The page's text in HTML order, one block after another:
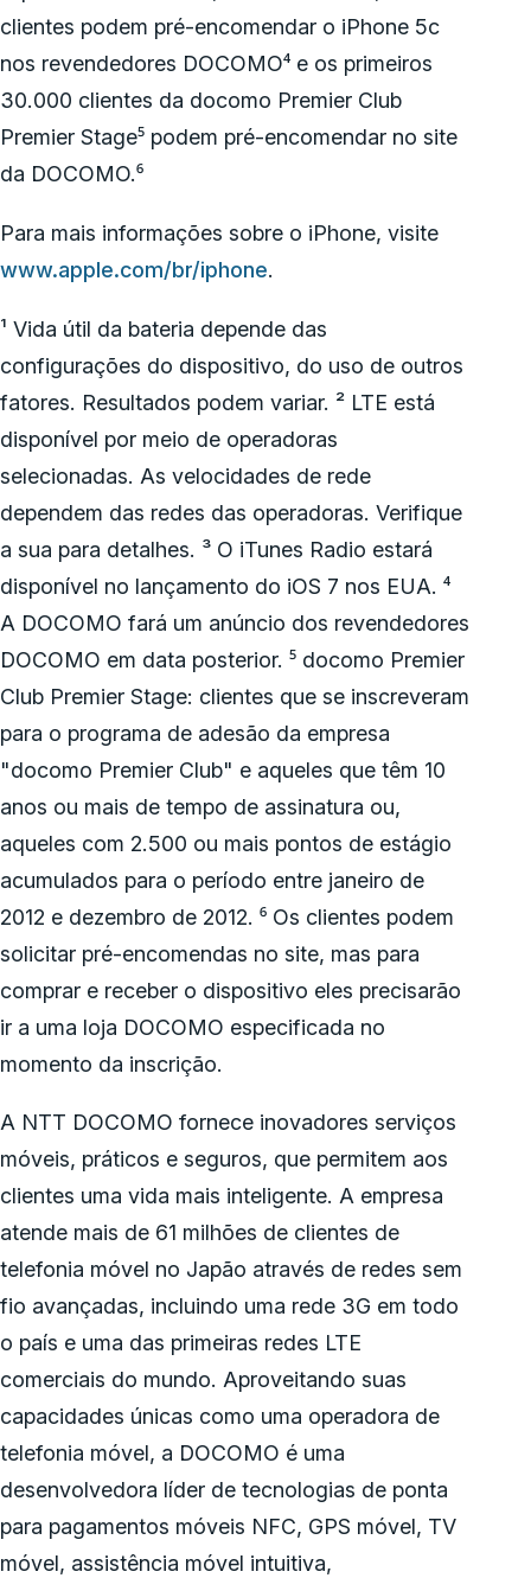
clientes podem pré-encomendar o iPhone 5c
nos revendedores DOCOMO⁴ e os primeiros
30.000 clientes da docomo Premier Club
Premier Stage⁵ podem pré-encomendar no site
da DOCOMO.⁶
Para mais informações sobre o iPhone, visite
www.apple.com/br/iphone.
¹ Vida útil da bateria depende das
configurações do dispositivo, do uso de outros
fatores. Resultados podem variar. ² LTE está
disponível por meio de operadoras
selecionadas. As velocidades de rede
dependem das redes das operadoras. Verifique
a sua para detalhes. ³ O iTunes Radio estará
disponível no lançamento do iOS 7 nos EUA. ⁴
A DOCOMO fará um anúncio dos revendedores
DOCOMO em data posterior. ⁵ docomo Premier
Club Premier Stage: clientes que se inscreveram
para o programa de adesão da empresa
"docomo Premier Club" e aqueles que têm 10
anos ou mais de tempo de assinatura ou,
aqueles com 2.500 ou mais pontos de estágio
acumulados para o período entre janeiro de
2012 e dezembro de 2012. ⁶ Os clientes podem
solicitar pré-encomendas no site, mas para
comprar e receber o dispositivo eles precisarão
ir a uma loja DOCOMO especificada no
momento da inscrição.
A NTT DOCOMO fornece inovadores serviços
móveis, práticos e seguros, que permitem aos
clientes uma vida mais inteligente. A empresa
atende mais de 61 milhões de clientes de
telefonia móvel no Japão através de redes sem
fio avançadas, incluindo uma rede 3G em todo
o país e uma das primeiras redes LTE
comerciais do mundo. Aproveitando suas
capacidades únicas como uma operadora de
telefonia móvel, a DOCOMO é uma
desenvolvedora líder de tecnologias de ponta
para pagamentos móveis NFC, GPS móvel, TV
móvel, assistência móvel intuitiva,